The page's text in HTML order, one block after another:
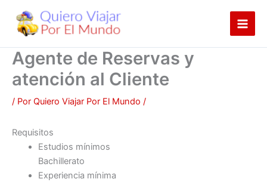
contenido
Agente de Reservas y
atención al Cliente
/ Por Quiero Viajar Por El Mundo /
Requisitos
Estudios mínimos
Bachillerato
Experiencia mínima